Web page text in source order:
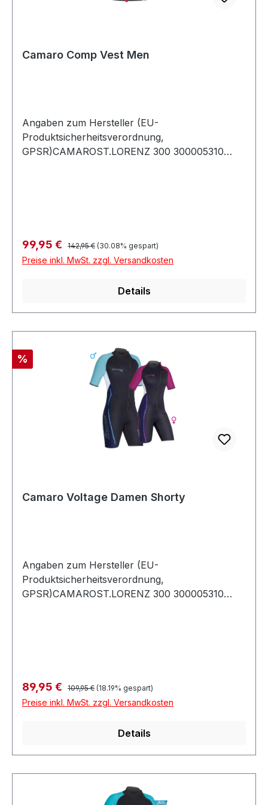
Camaro Comp Vest Men
Angaben zum Hersteller (EU-
Produktsicherheitsverordnung,
GPSR)CAMAROST.LORENZ 300 300005310
Verkaufspreis:
99,95 € Regulärer Preis:
142,95 € (30.08% gespart)
Preise inkl. MwSt. zzgl. Versandkosten
Details
Rabatt
%
Camaro Voltage Damen Shorty
Angaben zum Hersteller (EU-
Produktsicherheitsverordnung,
GPSR)CAMAROST.LORENZ 300 300005310
Verkaufspreis:
89,95 € Regulärer Preis:
109,95 € (18.19% gespart)
Preise inkl. MwSt. zzgl. Versandkosten
Details